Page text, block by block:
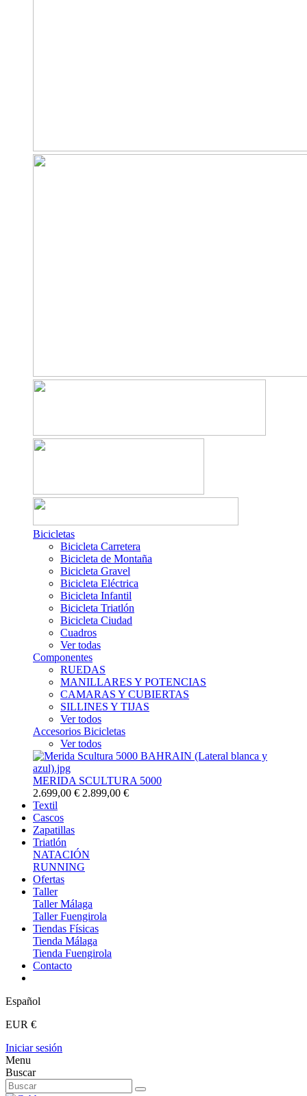
Bicicletas
Bicicleta Carretera
Bicicleta de Montaña
Bicicleta Gravel
Bicicleta Eléctrica
Bicicleta Infantil
Bicicleta Triatlón
Bicicleta Ciudad
Cuadros
Ver todas
Componentes
RUEDAS
MANILLARES Y POTENCIAS
CAMARAS Y CUBIERTAS
SILLINES Y TIJAS
Ver todos
Accesorios Bicicletas
Ver todos
MERIDA SCULTURA 5000
2.699,00 € 2.899,00 €
Textil
Cascos
Zapatillas
Triatlón
NATACIÓN
RUNNING
Ofertas
Taller
Taller Málaga
Taller Fuengirola
Tiendas Físicas
Tienda Málaga
Tienda Fuengirola
Contacto
Español
EUR €
Iniciar sesión
Menu
Buscar